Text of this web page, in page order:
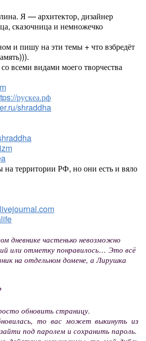
Я — архитектор, дизайнер
сказочница и немножечко
и пишу на эти темы + что взбредёт
всеми видами моего творчества
рускеа.рф
shraddha
на территории РФ, но они есть и вяло
дневнике частенько невозможно
или отметку понравилось… Это всё
на отдельном домене, а Лирушка
обновить страницу.
то вас может выкинуть из
под паролем и сохранить пароль.